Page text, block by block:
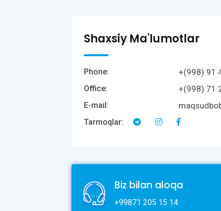
Shaxsiy Ma'lumotlar
Phone: +(998) 91
Office: +(998) 71
E-mail:
Tarmoqlar:
Biz bilan aloqa
+99871 205 15 14